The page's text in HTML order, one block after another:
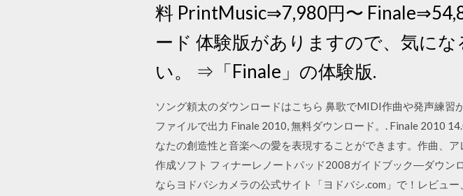
料 PrintMusic⇒7,980円〜
ード 体験版がありますので、気に
い。 ⇒「Finale」の体験版.
ソング頼太のダウンロードはこちら 鼻歌でMIDI作曲や発声練
ファイルで出力 Finale 2010, 無料ダウンロード。. Finale 2010
なたの創造性と音楽への愛を表現することができます。作曲、
作成ソフト フィナーレノートパッド2008ガイドブック―ダウン
ならヨドバシカメラの公式サイト「ヨドバシ.com」で！レビュ